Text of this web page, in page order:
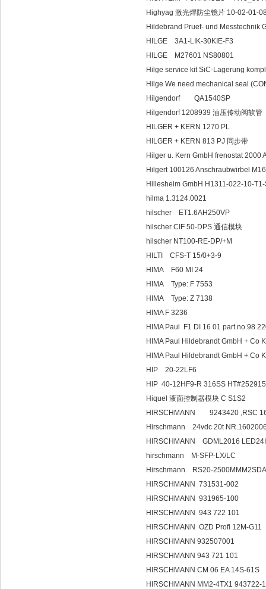
Highyag 激光焊防尘镜片 10-02-01-
Hildebrand Pruef- und
HILGE 3A1-LIK-
HILGE M27601 NS80801
Hilge service kit SiC-Lagerung
Hilge We need mechanical seal
Hilgendorf QA1540SP
Hilgendorf 1208939 油压传动阀软管
HILGER + KERN 1270 PL
HILGER + KERN 813 PJ 同步带
Hilger u. Kern GmbH frenostat 2000
Hilgert 100126 Anschraubwirbel M16
Hillesheim GmbH H1311-022-10-
hilma 1.3124.0021
hilscher ET1.6AH250VP
hilscher CIF 50-DPS 通信模块
hilscher NT100-RE-DP/+M
HILTI CFS-T 15/0+3-9
HIMA F60 MI 24
HIMA Type:
HIMA Type:
HIMA F 3236
HIMA Paul F1 DI 16 01 part.no.98
HIMA Paul Hildebrandt GmbH + Co
HIMA Paul Hildebrandt GmbH +
HIP 20-22LF6
HIP 40-12HF9-R 316SS
Hiquel 液面控制器模块 C S1S2
HIRSCHMANN 9243420 ,RSC
Hirschmann 24vdc 20t
HIRSCHMANN GDML2016
hirschmann M-SFP-LX/LC
Hirschmann RS20-
HIRSCHMANN 731531-002
HIRSCHMANN 931965-100
HIRSCHMANN 943 722 101
HIRSCHMANN OZD Profi 12M-G11
HIRSCHMANN 932507001
HIRSCHMANN 943 721 101
HIRSCHMANN CM 06 EA 14S-61S
HIRSCHMANN MM2-4TX1 943722-